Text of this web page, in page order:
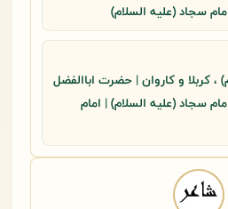
سجاد (علیه السلام)
، کربلا و کاروان | حضرت اباالفضل
سجاد (علیه السلام) | امام